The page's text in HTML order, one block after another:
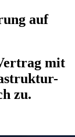
auf
mit
zu.